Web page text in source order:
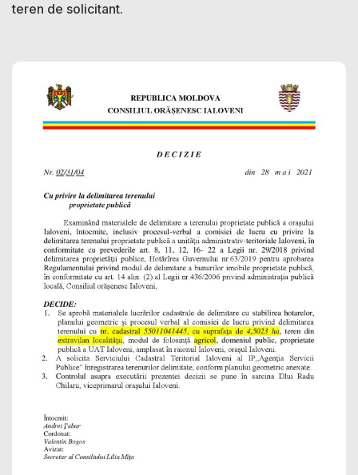
teren de solicitant.